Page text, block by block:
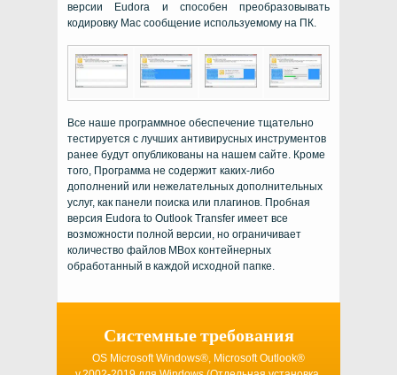
версии Eudora и способен преобразовывать
кодировку Mac сообщение используемому на ПК.
Все наше программное обеспечение тщательно
тестируется с лучших антивирусных инструментов
ранее будут опубликованы на нашем сайте. Кроме
того, Программа не содержит каких-либо
дополнений или нежелательных дополнительных
услуг, как панели поиска или плагинов. Пробная
версия Eudora to Outlook Transfer имеет все
возможности полной версии, но ограничивает
количество файлов MBox контейнерных
обработанный в каждой исходной папке.
Системные требования
OS Microsoft Windows®, Microsoft Outlook®